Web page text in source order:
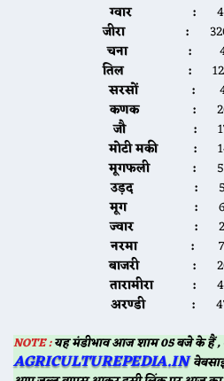
ग्वार :
जीरा :
चना :
तिल :
सरसों :
कणक :
जौ :
मोटी मकी :
मूगफली :
उड़द :
मूग :
ज्वार :
नरमा :
बाजरी :
तारामीरा :
अरण्डी :
NOTE :यह मंडीभाव आज शाम 05 बजे के हैं ,
AGRICULTUREPEDIA.IN